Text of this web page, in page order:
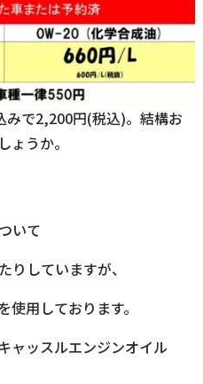
で2,200円(税込)。結構お
ょうか。
いて
りしていますが、
用しております。
ャッスルエンジンオイル